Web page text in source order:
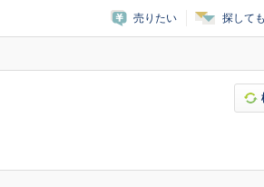
売りたい 探して